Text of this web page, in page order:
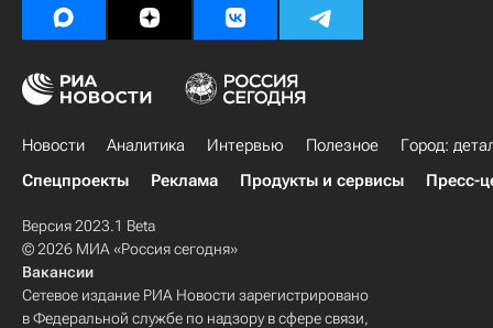
Новости Аналитика Интервью Полезное
Город:
Спецпроекты
Реклама Продукты и сервисы Пресс-
Версия 2023.1 Beta
© 2026 МИА «Россия сегодня»
Вакансии
Сетевое издание РИА Новости зарегистрировано
в Федеральной службе по надзору в сфере связи,